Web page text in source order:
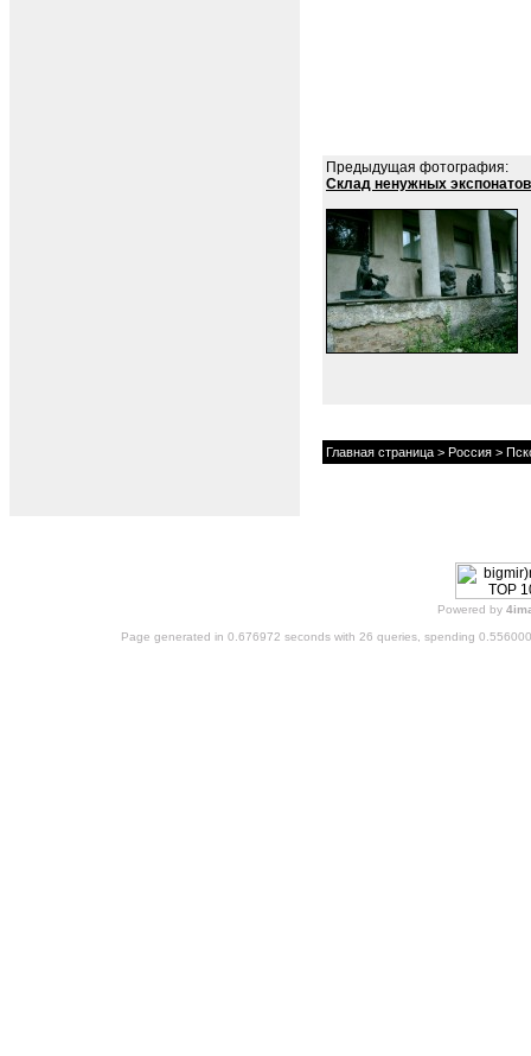
Предыдущая фотография:
Склад ненужных экспонатов
Главная страница > Россия >
Powered by
Page generated in 0.676972 seconds with 26 queries, spending